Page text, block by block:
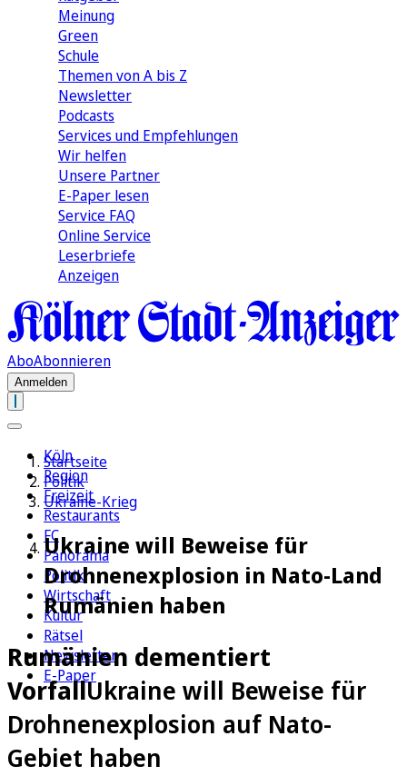
Meinung
Green
Schule
Themen von A bis Z
Newsletter
Podcasts
Services und Empfehlungen
Wir helfen
Unsere Partner
E-Paper lesen
Service FAQ
Online Service
Leserbriefe
Anzeigen
AboAbonnieren
Anmelden
Köln
Region
Freizeit
Restaurants
FC
Panorama
Politik
Wirtschaft
Kultur
Rätsel
Newsletter
E-Paper
Startseite
Politik
Ukraine-Krieg
Ukraine will Beweise für
Drohnenexplosion in Nato-Land
Rumänien haben
Rumänien dementiert
VorfallUkraine will Beweise für
Drohnenexplosion auf Nato-
Gebiet haben